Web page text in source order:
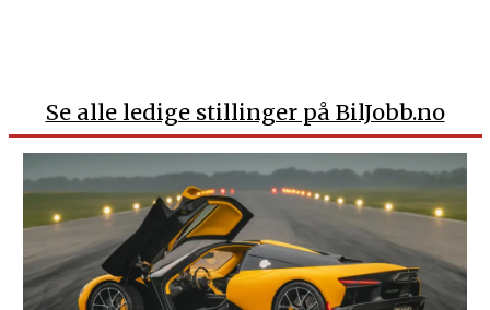
Se alle ledige stillinger på BilJobb.no